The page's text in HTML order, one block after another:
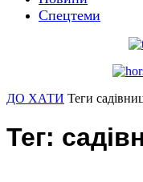
Спецтеми
ДО ХАТИ Теги
Тег: